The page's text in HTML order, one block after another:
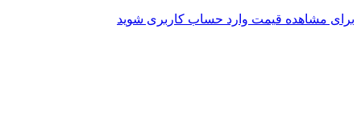
برای مشاهده قیمت وارد حساب کاربری شوید